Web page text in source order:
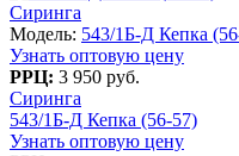
Сиринга
Модель: 543/1Б-Д Кепка
Узнать оптовую цену
РРЦ: 3 950 руб.
Сиринга
543/1Б-Д Кепка (56-57)
Узнать оптовую цену